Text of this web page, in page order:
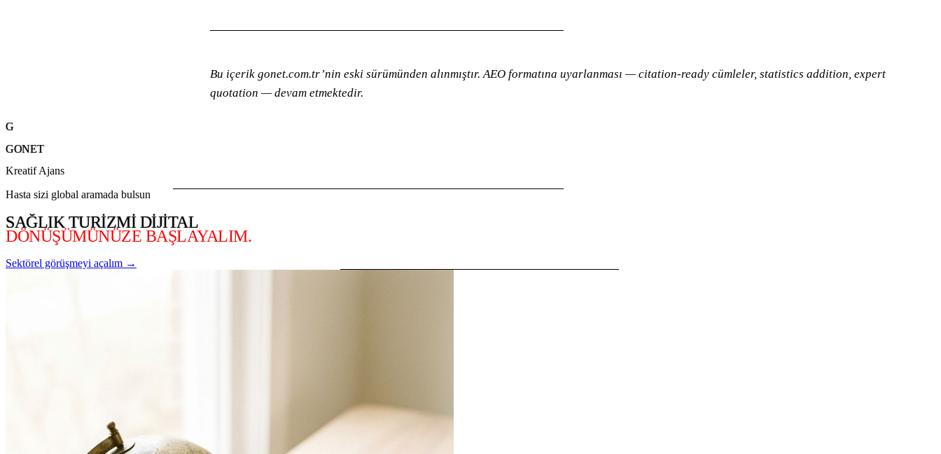
Bu içerik gonet.com.tr’nin eski sürümünden alınmıştır. AEO formatına uyarlanması — citation-ready cümleler, statistics addition, expert
quotation — devam etmektedir.
G
GONET
Kreatif Ajans
Hasta sizi global aramada bulsun
SAĞLIK TURIZMI DIJITAL
DÖNÜŞÜMÜNÜZE BAŞLAYALIM.
Sektörel görüşmeyi açalım →